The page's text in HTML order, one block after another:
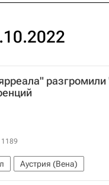
разгромили
1189
Аустрия (Вена)